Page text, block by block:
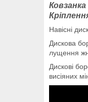
Навісні
Дискова
лущення
Дискові
висіяних